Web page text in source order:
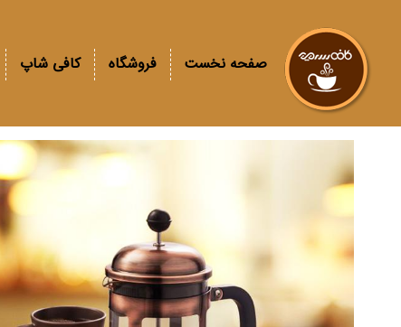
صفحه نخست فروشگاه کافی شاپ